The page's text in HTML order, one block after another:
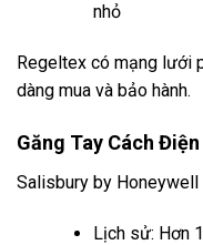
nhỏ
Regeltex có mạng lưới
dàng mua và bảo hành.
Găng Tay Cách
Salisbury by
Lịch sử: Hơn